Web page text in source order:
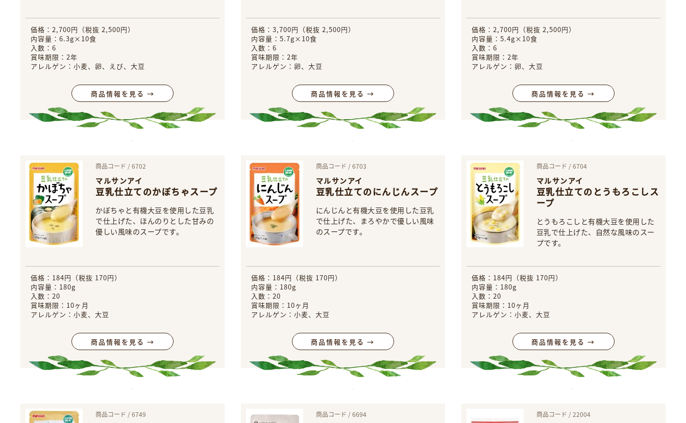
価格：2,700円（税抜 2,500円）
内容量：6.3g×10食
入数：6
賞味期限：2年
アレルゲン：小麦、卵、えび、大豆
商品情報を見る →
価格：3,700円（税抜 2,500円）
内容量：5.7g×10食
入数：6
賞味期限：2年
アレルゲン：卵、大豆
商品情報を見る →
価格：2,700円（税抜 2,500円）
内容量：5.4g×10食
入数：6
賞味期限：2年
アレルゲン：卵、大豆
商品情報を見る →
商品コード / 6702
マルサンアイ
豆乳仕立てのかぼちゃスープ
かぼちゃと有機大豆を使用した豆乳
で仕上げた、ほんのりとした甘みの
優しい風味のスープです。
価格：184円（税抜 170円）
内容量：180g
入数：20
賞味期限：10ヶ月
アレルゲン：小麦、大豆
商品情報を見る →
商品コード / 6703
マルサンアイ
豆乳仕立てのにんじんスープ
にんじんと有機大豆を使用した豆乳
で仕上げた、まろやかで優しい風味
のスープです。
価格：184円（税抜 170円）
内容量：180g
入数：20
賞味期限：10ヶ月
アレルゲン：小麦、大豆
商品情報を見る →
商品コード / 6704
マルサンアイ
豆乳仕立てのとうもろこしス
ープ
とうもろこしと有機大豆を使用した
豆乳で仕上げた、自然な風味のスー
プです。
価格：184円（税抜 170円）
内容量：180g
入数：20
賞味期限：10ヶ月
アレルゲン：小麦、大豆
商品情報を見る →
商品コード / 6749 商品コード / 6694 商品コード / 22004